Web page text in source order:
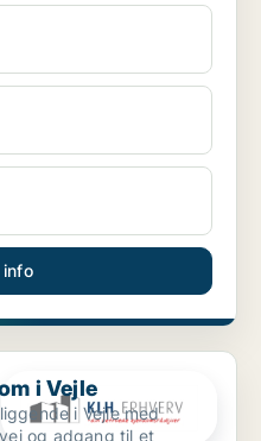
info
i Vejle
i Vejle med
og adgang til et